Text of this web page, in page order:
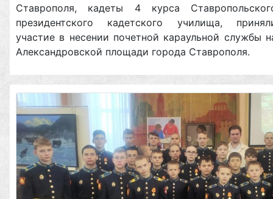
Ставрополя, кадеты 4 курса
президентского кадетского училища,
участие в несении почетной караульной службы
Александровской площади города Ставрополя.